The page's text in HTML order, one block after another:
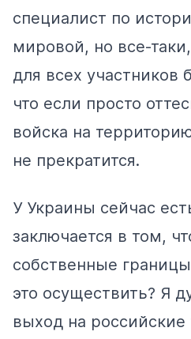
специалист по
мировой, но все-
для всех участников
что если просто
войска на
не прекратится.
У Украины сейчас
заключается в том,
собственные
это осуществить? Я
выход на